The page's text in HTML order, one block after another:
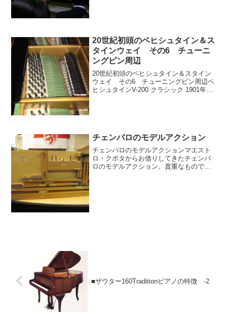
20世紀初頭のベヒシュタイン＆ス
タインウェイ その6 チューニ
ングピン周辺
20世紀初頭のベヒシュタイン＆スタイン
ウェイ その6 チューニングピン周辺ベ
ヒシュタインV-200 クラシック 1901年総
チェンバロのモデルアクション
チェンバロのモデルアクションマエスト
ロ・クボタからお借りしてきたチェンバ
ロのモデルアクション。貴重なものです
■ザウター160Traditionピアノの特徴 -2